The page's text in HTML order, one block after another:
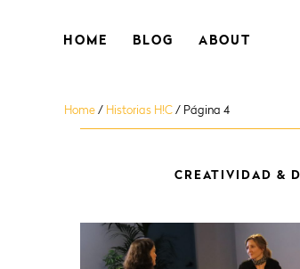
HOME BLOG ABOUT
Home / Historias H!C / Página 4
CREATIVIDAD &